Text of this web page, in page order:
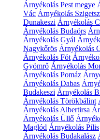
Árnyékolás Pest megye
Vác Árnyékolás
Dunakeszi Árnyékolás
Árnyékolás Budaörs
Árnyékolás Gyál
Nagykőrös Árnyékolás
Árnyékolás Fót
Gyömrő Árnyékolás
Árnyékolás Pomáz
Árnyékolás Dabas
Budakeszi Árnyékolás
Árnyékolás Törökbálint
Árnyékolás Albertirsa
Árnyékolás Üllő
Maglód Árnyékolás Pilis
Árnyékolás Budakalász